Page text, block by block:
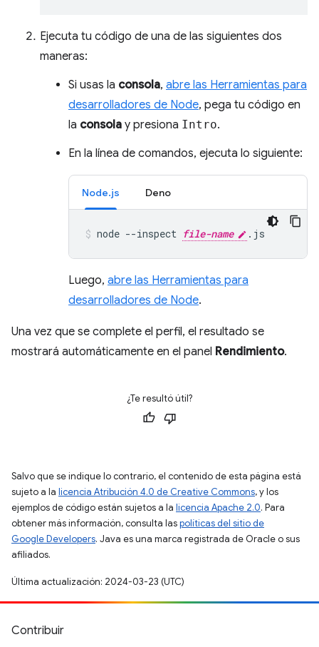
Ejecuta tu código de una de las siguientes dos
maneras:
Si usas la consola, abre las Herramientas para
desarrolladores de Node, pega tu código en
la consola y presiona Intro.
En la línea de comandos, ejecuta lo siguiente:
Node.js Deno
node --inspect file-name .js
Luego, abre las Herramientas para
desarrolladores de Node.
Una vez que se complete el perfil, el resultado se
mostrará automáticamente en el panel Rendimiento.
¿Te resultó útil?
Salvo que se indique lo contrario, el contenido de esta página está
sujeto a la licencia Atribución 4.0 de Creative Commons, y los
ejemplos de código están sujetos a la licencia Apache 2.0. Para
obtener más información, consulta laspolíticas del sitio de
Google Developers. Java es una marca registrada de Oracle o sus
afiliados.
Última actualización: 2024-03-23 (UTC)
Contribuir